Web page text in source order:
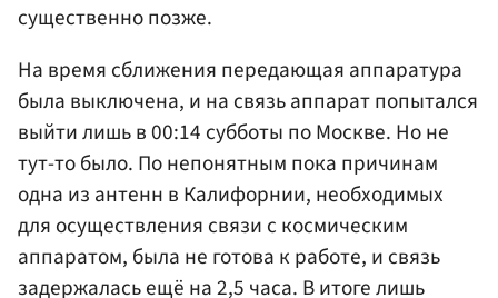
существенно позже.
На время сближения передающая аппаратура
была выключена, и на связь аппарат попытался
выйти лишь в 00:14 субботы по Москве. Но не
тут-то было. По непонятным пока причинам
одна из антенн в Калифорнии, необходимых
для осуществления связи с космическим
аппаратом, была не готова к работе, и связь
задержалась ещё на 2,5 часа. В итоге лишь